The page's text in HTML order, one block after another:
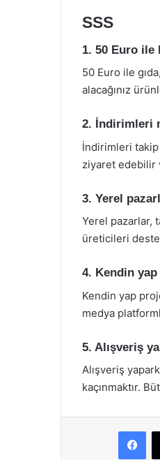
SSS
1. 50 Euro
50 Euro ile
alacağınız
2. İndirimleri
İndirimleri
ziyaret edebilir
3. Yerel
Yerel pazarlar,
üreticileri
4. Kendin
Kendin yap
medya
5. Alışveriş
Alışveriş
kaçınmaktır.